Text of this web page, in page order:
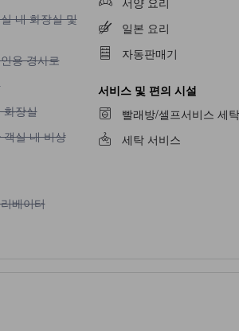
화장실 및 욕조 이용 불가
내 화장실 및
경사로 이용 불가
용 경사로
불가
실 이용 불가
화장실
실 내 비상 경보기 이용 불가
실 내 비상
이터 이용 불가
베이터
불가
일본 요리
자동판매기
서비스 및 편의 시설
빨래방/셀프서비스 세
세탁 서비스